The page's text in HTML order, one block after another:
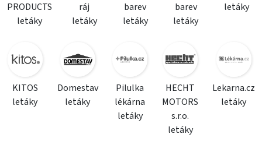
PRODUCTS
letáky
ráj
letáky
barev
letáky
barev
letáky
letáky
KITOS
letáky
Domestav
letáky
Pilulka
lékárna
letáky
HECHT
MOTORS
s.r.o.
letáky
Lekarna.cz
letáky